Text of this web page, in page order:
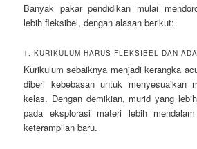
Banyak pakar pendidikan mulai
lebih fleksibel, dengan alasan berikut:
1. KURIKULUM HARUS FLEKSIBEL DAN
Kurikulum sebaiknya menjadi kerangka
diberi kebebasan untuk menyesuaikan
kelas. Dengan demikian, murid yang
pada eksplorasi materi lebih
keterampilan baru.